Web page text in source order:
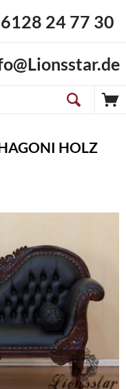
24 77 30
HOLZ